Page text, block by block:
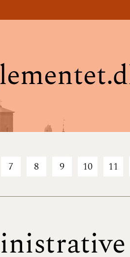
7 8 9 10 11